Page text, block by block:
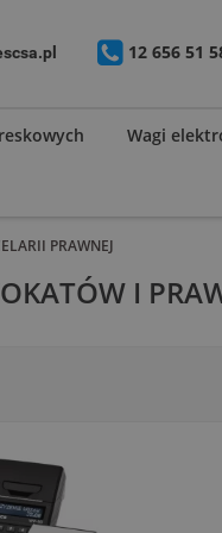
12 656 51
Wagi
PRAWNEJ
I